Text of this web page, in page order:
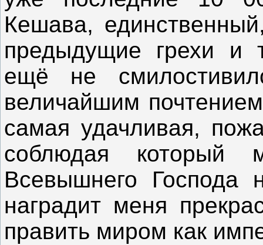
Кешава,
предыдущие грехи и
ещё не
величайшим
самая удачливая,
соблюдая который
Всевышнего
наградит меня
править миром как